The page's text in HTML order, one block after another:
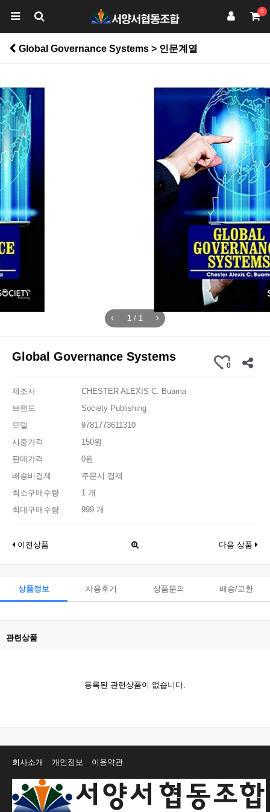
0
Global Governance Systems > 인문계열
1 / 1
Global Governance Systems
0
제조사
CHESTER ALEXIS C. Buama
브랜드
Society Publishing
모델
9781773611310
시중가격
150원
판매가격
0원
배송비결제
주문시 결제
최소구매수량
1 개
최대구매수량
999 개
이전상품 다음 상품
상품정보 사용후기 상품문의 배송/교환
관련상품
등록된 관련상품이 없습니다.
회사소개 개인정보 이용약관